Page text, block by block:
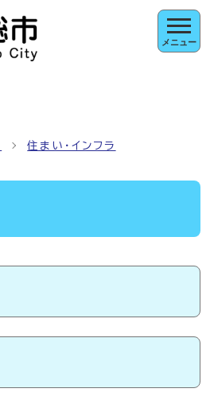
メニュー
住まい・インフラ